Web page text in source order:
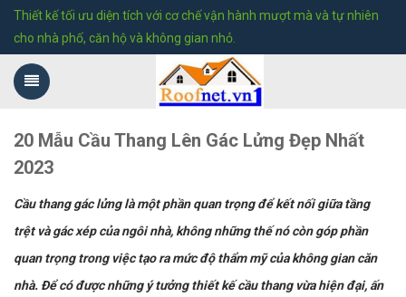
Thiết kế tối ưu diện tích với cơ chế vận hành mượt mà và tự nhiên
cho nhà phố, căn hộ và không gian nhỏ.
20 Mẫu Cầu Thang Lên Gác Lửng Đẹp Nhất
2023
Cầu thang gác lửng là một phần quan trọng để kết nối giữa tầng
trệt và gác xép của ngôi nhà, không những thế nó còn góp phần
quan trọng trong việc tạo ra mức độ thẩm mỹ của không gian căn
nhà. Để có được những ý tưởng thiết kế cầu thang vừa hiện đại, ấn